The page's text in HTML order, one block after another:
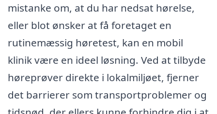
mistanke om, at du har nedsat hørelse,
eller blot ønsker at få foretaget en
rutinemæssig høretest, kan en mobil
klinik være en ideel løsning. Ved at tilbyde
høreprøver direkte i lokalmiljøet, fjerner
det barrierer som transportproblemer og